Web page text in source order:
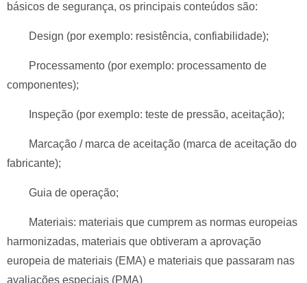
básicos de segurança, os principais conteúdos são:
Design (por exemplo: resistência, confiabilidade);
Processamento (por exemplo: processamento de
componentes);
Inspeção (por exemplo: teste de pressão, aceitação);
Marcação / marca de aceitação (marca de aceitação do
fabricante);
Guia de operação;
Materiais: materiais que cumprem as normas europeias
harmonizadas, materiais que obtiveram a aprovação
europeia de materiais (EMA) e materiais que passaram nas
avaliações especiais (PMA)